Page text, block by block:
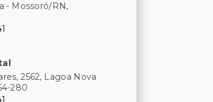
- Mossoró/RN,
2562, Lagoa Nova
280